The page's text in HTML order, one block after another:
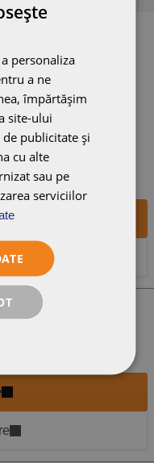
personaliza
a ne
împărtășim
site-ului
publicitate și
cu alte
sau pe
serviciilor